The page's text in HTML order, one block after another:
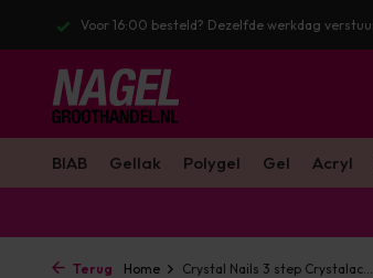
Enorm assortiment & alle bekende merken
BIAB Gellak Polygel Gel Acryl
Terug Home Crystal Nails 3 step Crystalac...